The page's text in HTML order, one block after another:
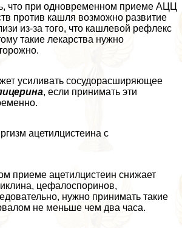
что при одновременном приеме АЦЦ
против кашля возможно развитие
из-за того, что кашлевой рефлекс
такие лекарства нужно
усиливать сосудорасширяющее
, если принимать эти
ацетилцистеина с
приеме ацетилцистеин снижает
цефалоспоринов,
нужно принимать такие
не меньше чем два часа.